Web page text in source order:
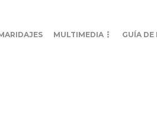
MULTIMEDIA GUÍA DE